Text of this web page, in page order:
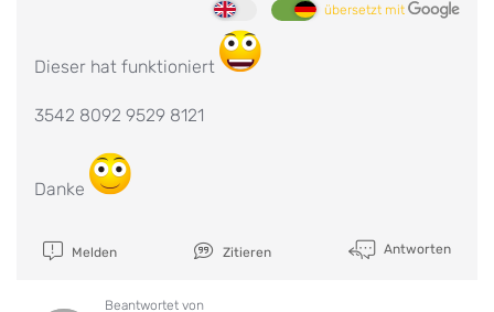
übersetzt mit
Dieser hat funktioniert
3542 8092 9529 8121
Danke
Melden Zitieren Antworten
Beantwortet von